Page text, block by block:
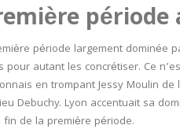
période
période largement dominée
pour autant les concrétiser. Ce
en trompant Jessy Moulin
Debuchy. Lyon accentuait sa
de la première période.